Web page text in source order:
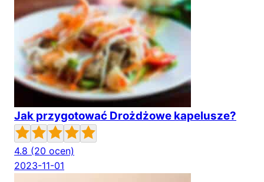
Jak przygotować Drożdżowe kapelusze?
4.8 (20 ocen)
2023-11-01